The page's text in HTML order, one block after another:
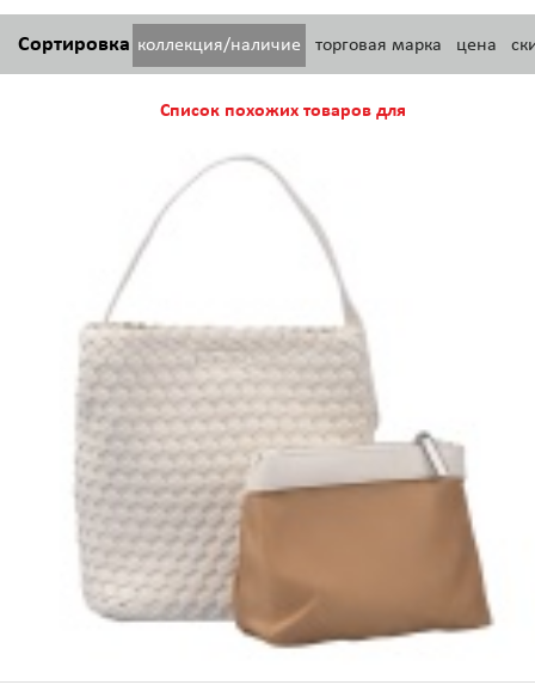
Сортировка коллекция/наличие торговая марка цена
Список похожих товаров для